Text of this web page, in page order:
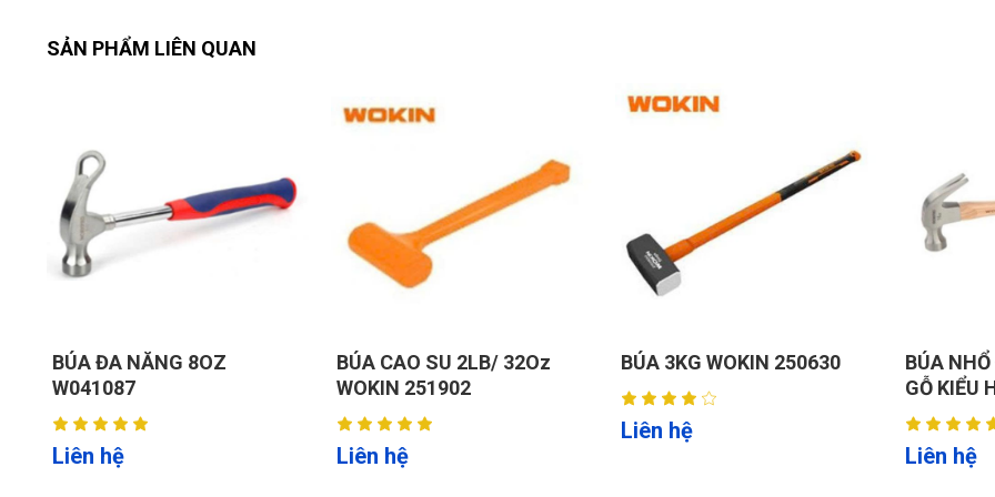
SẢN PHẨM LIÊN QUAN
BÚA CAO SU 2LB/ 32Oz
WOKIN 251902
Liên hệ
BÚA 3KG WOKIN 250630
Liên hệ
BÚA NHỔ ĐINH 8OZ CÁN
GỖ KIỂU HICKORY W041021
BÚA
CHỨC